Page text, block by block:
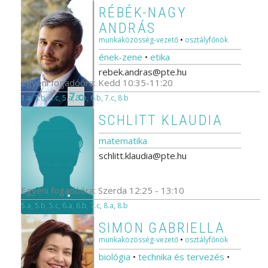
RÉBÉK-NAGY
ANDRÁS
munkaközösség-vezető • osztályfőnök
ének-zene • etika
rebek.andras@pte.hu
Egyéni fogadóóra: Kedd 10:35-11:20
7.c
1.a,3.b,3.c, 5.a,5.b, 6.b, 7.c, 8.b
SCHLITT KLAUDIA
matematika
schlitt.klaudia@pte.hu
Egyéni fogadóóra: Szerda 12:25 - 13:10
5.a, 5.b, 5.c, 6.a, 6.b, 7.c, 8.a, 8.b
SIMON GABRIELLA
munkaközösség-vezető • osztályfőnök
biológia • technika és tervezés •